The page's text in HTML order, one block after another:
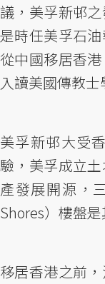
議，美孚新邨
是時任美孚石
從中國移居香
入讀美國傳教士
美孚新邨大受
驗，美孚成立
產發展開源，
Shores）樓盤是
移居香港之前